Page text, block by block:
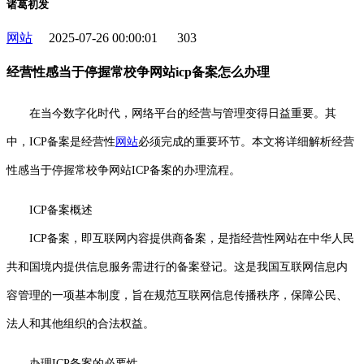
诸葛初发
网站 2025-07-26 00:00:01 303
经营性感当于停握常校争网站icp备案怎么办理
在当今数字化时代，网络平台的经营与管理变得日益重要。其
中，ICP备案是经营性 网站必须完成的重要环节。本文将详细解析经营
性感当于停握常校争网站ICP备案的办理流程。
ICP备案概述
ICP备案，即互联网内容提供商备案，是指经营性网站在中华人民
共和国境内提供信息服务需进行的备案登记。这是我国互联网信息内
容管理的一项基本制度，旨在规范互联网信息传播秩序，保障公民、
法人和其他组织的合法权益。